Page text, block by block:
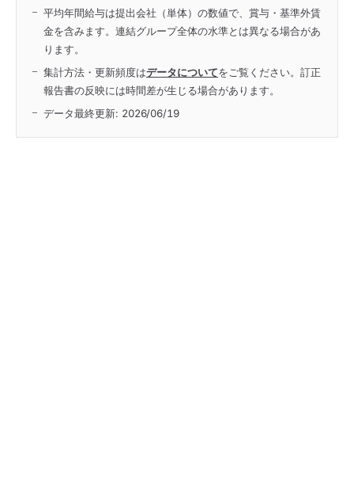
平均年間給与は提出会社（単体）の数値で、賞与・基準外賃
金を含みます。連結グループ全体の水準とは異なる場合があ
ります。
集計方法・更新頻度はデータについてをご覧ください。訂正
報告書の反映には時間差が生じる場合があります。
データ最終更新: 2026/06/19